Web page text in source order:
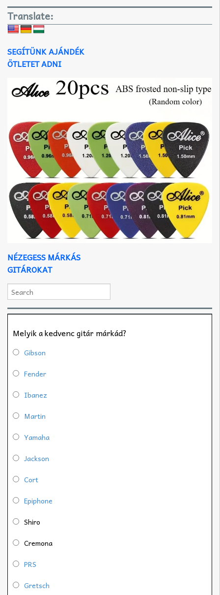
Translate:
SEGÍTÜNK AJÁNDÉK
ÖTLETET ADNI
NÉZEGESS MÁRKÁS
GITÁROKAT
Melyik a kedvenc gitár márkád?
Gibson
Fender
Ibanez
Martin
Yamaha
Jackson
Cort
Epiphone
Shiro
Cremona
PRS
Gretsch